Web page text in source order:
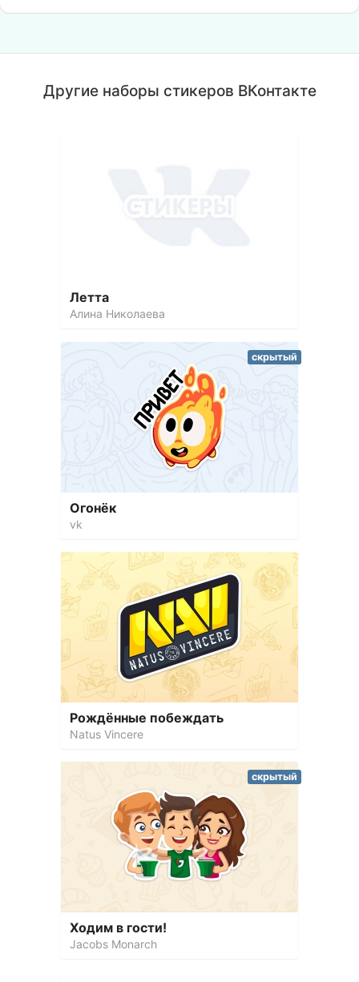
Другие наборы стикеров ВКонтакте
Летта
Алина Николаева
Огонёк
vk
скрытый
Рождённые побеждать
Natus Vincere
Ходим в гости!
Jacobs Monarch
скрытый